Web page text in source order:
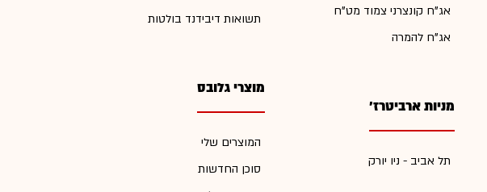
אג"ח קונצרני צמוד מט"ח
אג"ח להמרה
מניות ארביטרז'
תל אביב - ניו יורק
תשואות דיבידנד בולטות
מוצרי גלובס
המוצרים שלי
סוכן החדשות